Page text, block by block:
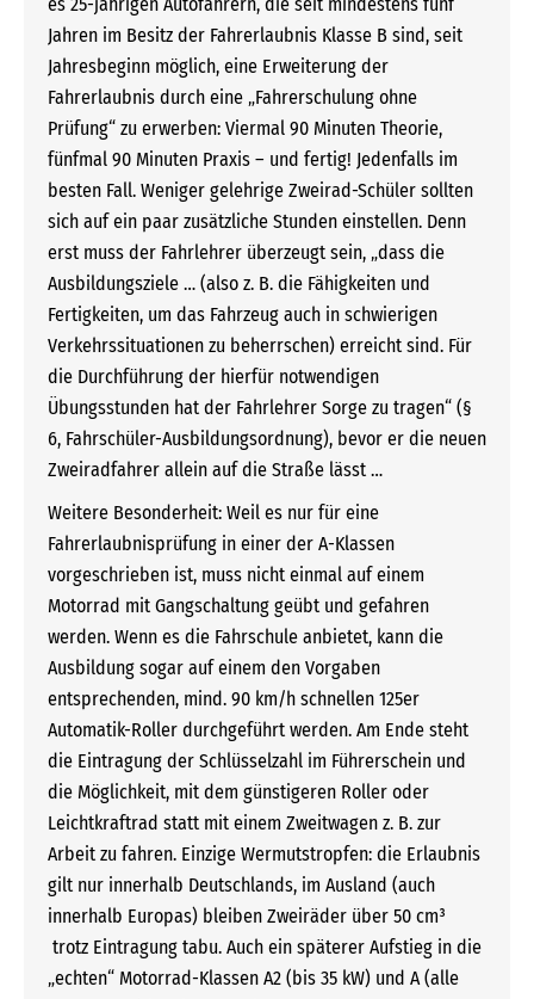
Jahren im Besitz der Fahrerlaubnis Klasse B sind, seit
Jahresbeginn möglich, eine Erweiterung der
Fahrerlaubnis durch eine „Fahrerschulung ohne
Prüfung“ zu erwerben: Viermal 90 Minuten Theorie,
fünfmal 90 Minuten Praxis – und fertig! Jedenfalls im
besten Fall. Weniger gelehrige Zweirad-Schüler sollten
sich auf ein paar zusätzliche Stunden einstellen. Denn
erst muss der Fahrlehrer überzeugt sein, „dass die
Ausbildungsziele … (also z. B. die Fähigkeiten und
Fertigkeiten, um das Fahrzeug auch in schwierigen
Verkehrssituationen zu beherrschen) erreicht sind. Für
die Durchführung der hierfür notwendigen
Übungsstunden hat der Fahrlehrer Sorge zu tragen“ (§
6, Fahrschüler-Ausbildungsordnung), bevor er die neuen
Zweiradfahrer allein auf die Straße lässt …
Weitere Besonderheit: Weil es nur für eine
Fahrerlaubnisprüfung in einer der A-Klassen
vorgeschrieben ist, muss nicht einmal auf einem
Motorrad mit Gangschaltung geübt und gefahren
werden. Wenn es die Fahrschule anbietet, kann die
Ausbildung sogar auf einem den Vorgaben
entsprechenden, mind. 90 km/h schnellen 125er
Automatik-Roller durchgeführt werden. Am Ende steht
die Eintragung der Schlüsselzahl im Führerschein und
die Möglichkeit, mit dem günstigeren Roller oder
Leichtkraftrad statt mit einem Zweitwagen z. B. zur
Arbeit zu fahren. Einzige Wermutstropfen: die Erlaubnis
gilt nur innerhalb Deutschlands, im Ausland (auch
innerhalb Europas) bleiben Zweiräder über 50 cm³
trotz Eintragung tabu. Auch ein späterer Aufstieg in die
„echten“ Motorrad-Klassen A2 (bis 35 kW) und A (alle